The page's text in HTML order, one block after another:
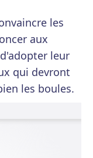
les
aux
leur
qui devront
les boules.